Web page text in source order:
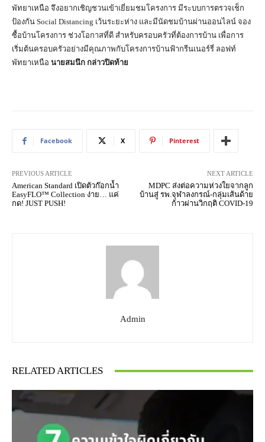
พัทยาเหนือ จึงอยากเชิญชวนเข้าเยี่ยมชมโครงการ มีระบบการตรวจเช็ก
ป้องกัน Social Distancing เว้นระยะห่าง และมีนัดชมบ้านผ่านออนไลน์ จอง
ซื้อบ้านโครงการ ช่วงโอกาสที่ดี สำหรับครอบครัวที่ต้องการบ้าน เพื่อการ
เริ่มต้นครอบครัวอย่างมีคุณภาพกับโครงการบ้านฟ้ากรีนเนอร์รี่ ลอฟท์
พัทยาเหนือ นายสมนึก กล่าวปิดท้าย
Facebook X Pinterest
PREVIOUS ARTICLE
American Standard เปิดตัวก๊อกน้ำ
EasyFLO™ Collection ง่าย… แค่
กด! JUST PUSH!
NEXT ARTICLE
MDPC ส่งต่อความห่วงใยจากลูก
บ้านสู่ รพ.จุฬาลงกรณ์-กลุ่มเส้นด้าย
ก้าวผ่านวิกฤติ COVID-19
Admin
RELATED ARTICLES